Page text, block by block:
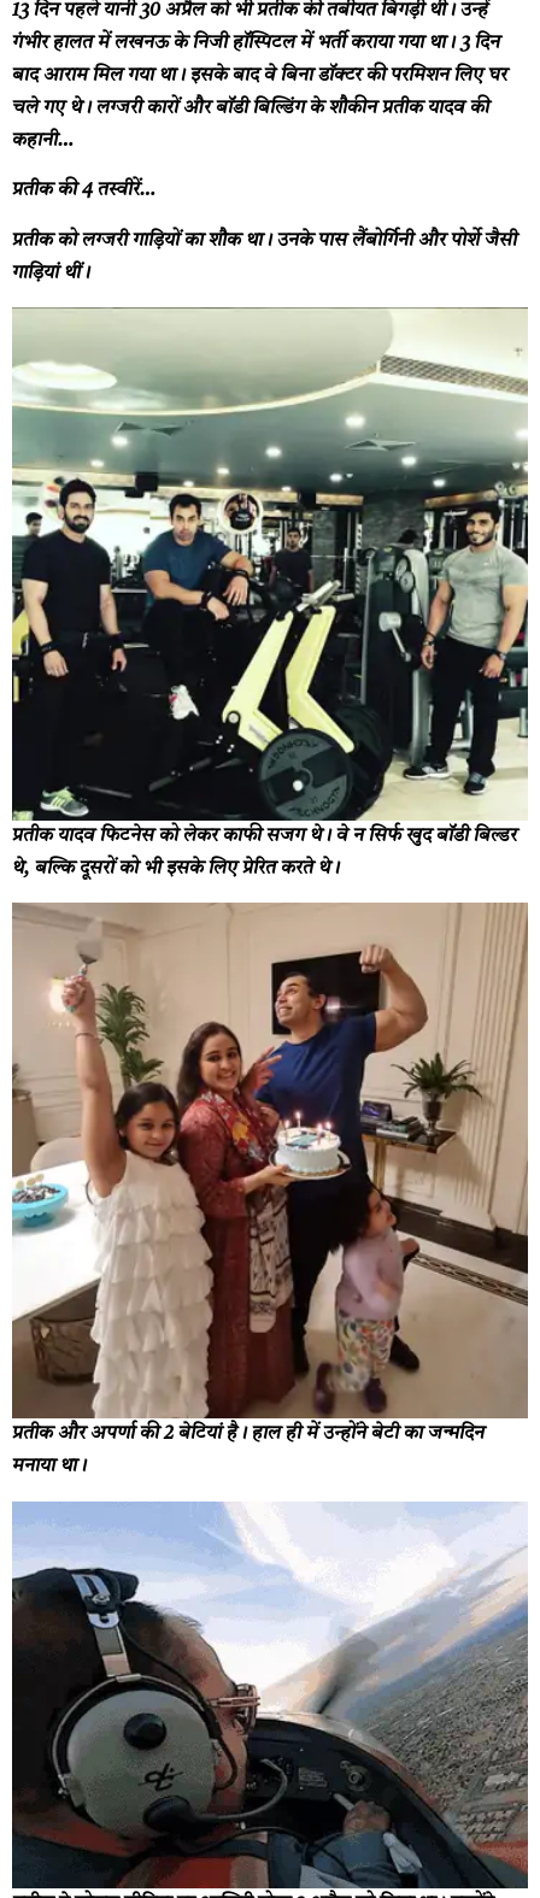
13 दिन पहले यानी 30 अप्रैल को भी प्रतीक की तबीयत बिगड़ी थी। उन्हें
गंभीर हालत में लखनऊ के निजी हॉस्पिटल में भर्ती कराया गया था। 3 दिन
बाद आराम मिल गया था। इसके बाद वे बिना डॉक्टर की परमिशन लिए घर
चले गए थे।लग्जरी कारों और बॉडी बिल्डिंग के शौकीन प्रतीक यादव की
कहानी…
प्रतीक की 4 तस्वीरें…
प्रतीक को लग्जरी गाड़ियों का शौक था। उनके पास लैंबोर्गिनी और पोर्शे जैसी
गाड़ियां थीं।
प्रतीक यादव फिटनेस को लेकर काफी सजग थे। वे न सिर्फ खुद बॉडी बिल्डर
थे, बल्कि दूसरों को भी इसके लिए प्रेरित करते थे।
प्रतीक और अपर्णा की 2 बेटियां है। हाल ही में उन्होंने बेटी का जन्मदिन
मनाया था।